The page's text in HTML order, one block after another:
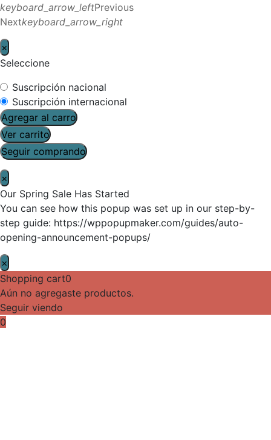
keyboard_arrow_leftPrevious
Nextkeyboard_arrow_right
×
Seleccione
Suscripción nacional
Suscripción internacional
Agregar al carro
Ver carrito
Seguir comprando
×
Our Spring Sale Has Started
You can see how this popup was set up in our step-by-
step guide: https://wppopupmaker.com/guides/auto-
opening-announcement-popups/
×
Shopping cart0
Aún no agregaste productos.
Seguir viendo
0